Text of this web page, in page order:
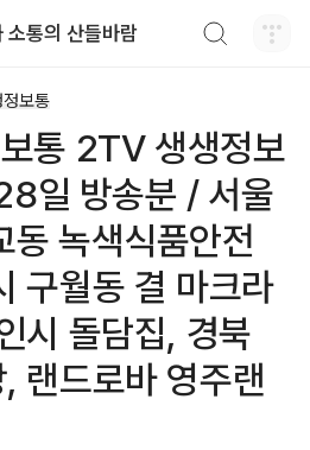
소통의 산들바람
보통
통 2TV 생생정보
일 방송분 / 서울
동 녹색식품안전
구월동 결 마크라
시 돌담집, 경북
랜드로바 영주랜